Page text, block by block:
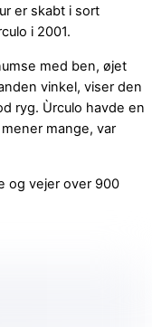
er skabt i sort
i 2001.
med ben, øjet
vinkel, viser den
ryg. Ùrculo havde en
mange, var
og vejer over 900